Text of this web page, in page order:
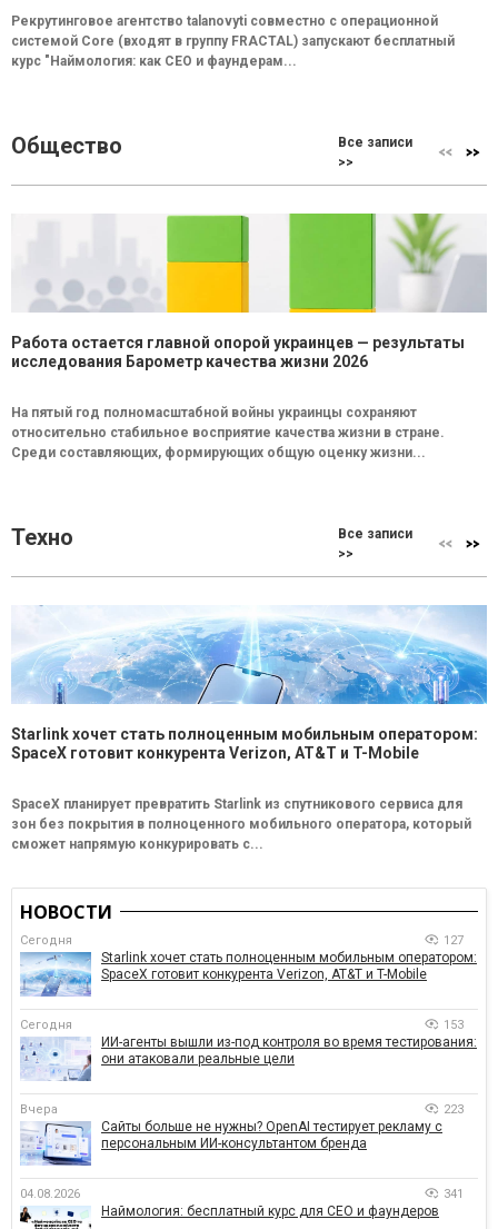
Рекрутинговое агентство talanovyti совместно с операционной
системой Core (входят в группу FRACTAL) запускают бесплатный
курс "Наймология: как СEO и фаундерам...
Общество
Все записи
>>
Работа остается главной опорой украинцев — результаты
исследования Барометр качества жизни 2026
На пятый год полномасштабной войны украинцы сохраняют
относительно стабильное восприятие качества жизни в стране.
Среди составляющих, формирующих общую оценку жизни...
Техно
Все записи
>>
Starlink хочет стать полноценным мобильным оператором:
SpaceX готовит конкурента Verizon, AT&T и T-Mobile
SpaceX планирует превратить Starlink из спутникового сервиса для
зон без покрытия в полноценного мобильного оператора, который
сможет напрямую конкурировать с...
НОВОСТИ
Сегодня 127
Starlink хочет стать полноценным мобильным оператором:
SpaceX готовит конкурента Verizon, AT&T и T-Mobile
Сегодня 153
ИИ-агенты вышли из-под контроля во время тестирования:
они атаковали реальные цели
Вчера 223
Сайты больше не нужны? OpenAI тестирует рекламу с
персональным ИИ-консультантом бренда
04.08.2026 341
Наймология: бесплатный курс для CEO и фаундеров